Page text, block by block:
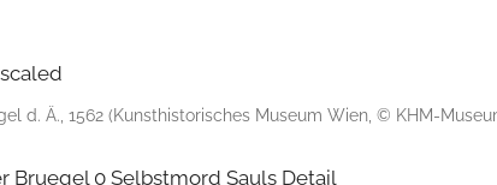
d. Ä., 1562 (Kunsthistorisches Museum Wien, © KHM-